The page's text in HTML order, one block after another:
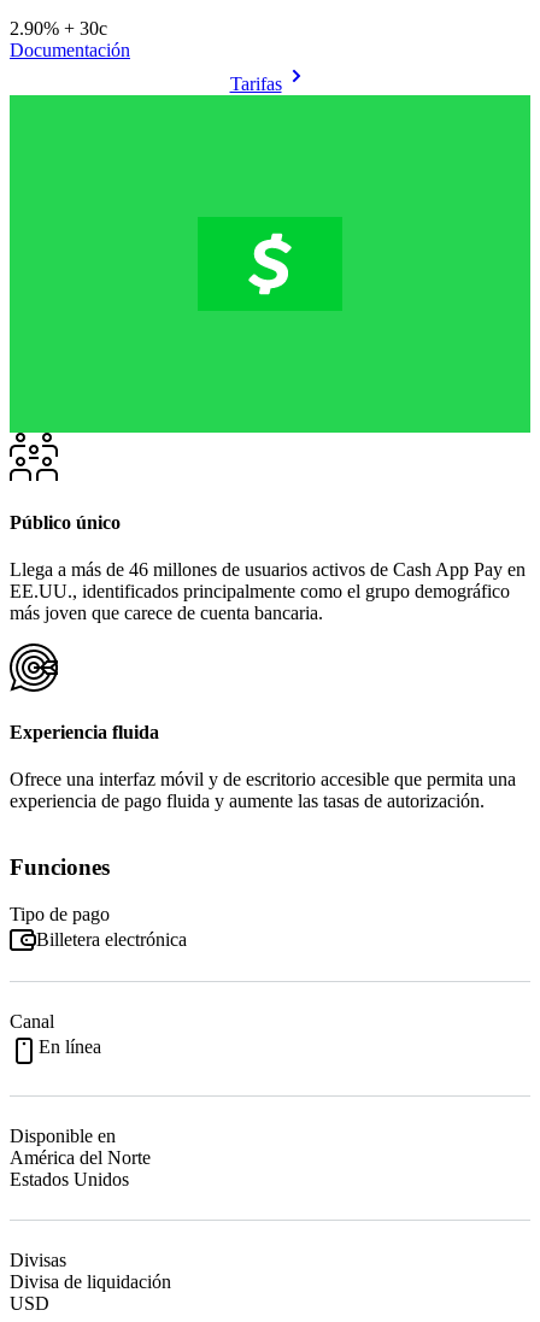
2.90% + 30c
Documentación
Tarifas
Público único
Llega a más de 46 millones de usuarios activos de Cash App Pay en
EE.UU., identificados principalmente como el grupo demográfico
más joven que carece de cuenta bancaria.
Experiencia fluida
Ofrece una interfaz móvil y de escritorio accesible que permita una
experiencia de pago fluida y aumente las tasas de autorización.
Funciones
Tipo de pago
Billetera electrónica
Canal
En línea
Disponible en
América del Norte
Estados Unidos
Divisas
Divisa de liquidación
USD